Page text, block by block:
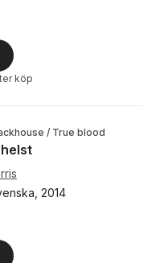
Totalt antal röster:
köp
/ True blood
2014
Totalt antal röster: